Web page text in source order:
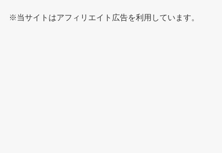
※当サイトはアフィリエイト広告を利用しています。